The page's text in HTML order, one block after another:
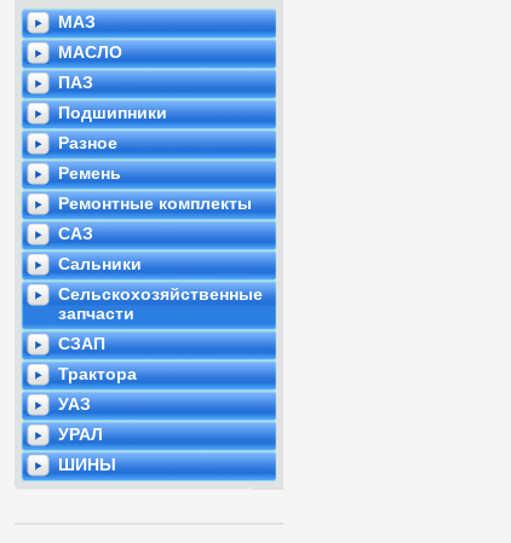
МАЗ
МАСЛО
ПАЗ
Подшипники
Разное
Ремень
Ремонтные комплекты
САЗ
Сальники
Сельскохозяйственные
запчасти
СЗАП
Трактора
УАЗ
УРАЛ
ШИНЫ